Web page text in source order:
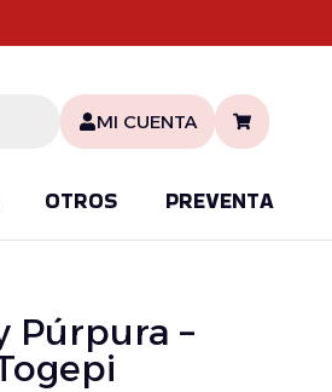
MI CUENTA
OTROS PREVENTA
Púrpura –